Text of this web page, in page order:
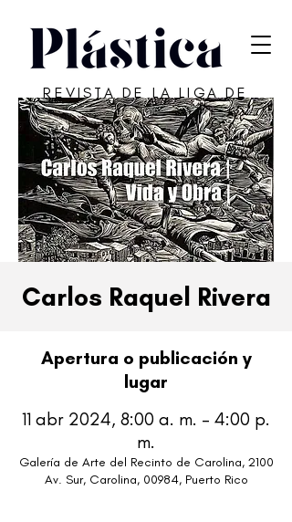
REVISTA DE LA LIGA DE
ARTE DE SAN JUAN
Carlos Raquel Rivera
Apertura o publicación y
lugar
11 abr 2024, 8:00 a. m. – 4:00 p.
m.
Galería de Arte del Recinto de Carolina, 2100
Av. Sur, Carolina, 00984, Puerto Rico